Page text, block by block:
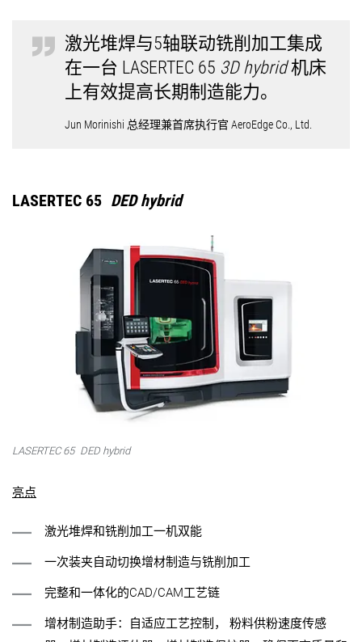
激光堆焊与5轴联动铣削加工集成
在一台 LASERTEC 65 3D hybrid机床
上有效提高长期制造能力。
Jun Morinishi 总经理兼首席执行官 AeroEdge Co., Ltd.
LASERTEC 65 DED hybrid
LASERTEC 65 DED hybrid
亮点
激光堆焊和铣削加工一机双能
一次装夹自动切换增材制造与铣削加工
完整和一体化的CAD/CAM工艺链
增材制造助手：自适应工艺控制， 粉料供粉速度传感